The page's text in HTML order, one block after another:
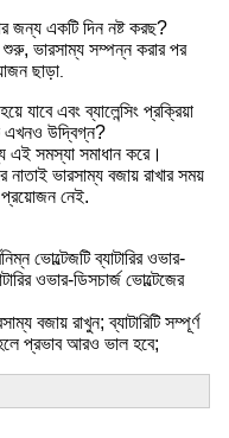
জন্য একটি দিন নষ্ট করছ?
ভারসাম্য সম্পন্ন করার পর
ছাড়া.
যাবে এবং ব্যালেন্সিং প্রক্রিয়া
এখনও উদ্বিগ্ন?
এই সমস্যা সমাধান করে।
নাতাই ভারসাম্য বজায় রাখার সময়
প্রয়োজন নেই.
ভোল্টেজটি ব্যাটারির ওভার-
ওভার-ডিসচার্জ ভোল্টেজের
বজায় রাখুন; ব্যাটারিটি সম্পূর্ণ
হলে প্রভাব আরও ভাল হবে;